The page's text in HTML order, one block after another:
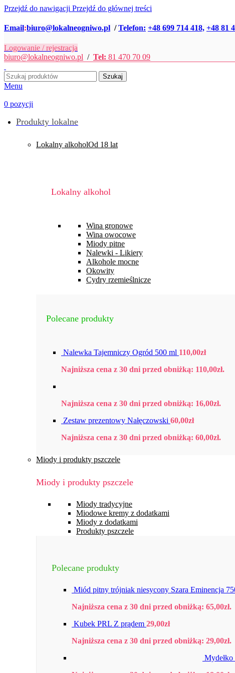
Przejdź do nawigacji Przejdź do głównej treści
Email:biuro@lokalneogniwo.pl / Telefon: +48 699 714 418, +48 81
Logowanie / rejestracja
biuro@lokalneogniwo.pl / Tel: 81 470 70 09
Szukaj
Menu
0 pozycji
Produkty lokalne
Lokalny alkoholOd 18 lat
Lokalny alkohol
Wina gronowe
Wina owocowe
Miody pitne
Nalewki - Likiery
Alkohole mocne
Okowity
Cydry rzemieślnicze
Polecane produkty
Nalewka Tajemniczy Ogród 500 ml 110,00zł
Najniższa cena z 30 dni przed obniżką: 110,00zł.
Najniższa cena z 30 dni przed obniżką: 16,00zł.
Zestaw prezentowy Nałęczowski 60,00zł
Najniższa cena z 30 dni przed obniżką: 60,00zł.
Miody i produkty pszczele
Miody i produkty pszczele
Miody tradycyjne
Miodowe kremy z dodatkami
Miody z dodatkami
Produkty pszczele
Polecane produkty
Miód pitny trójniak niesycony Szara Eminencja
Najniższa cena z 30 dni przed obniżką: 65,00zł.
Kubek PRL Z prądem 29,00zł
Najniższa cena z 30 dni przed obniżką: 29,00zł.